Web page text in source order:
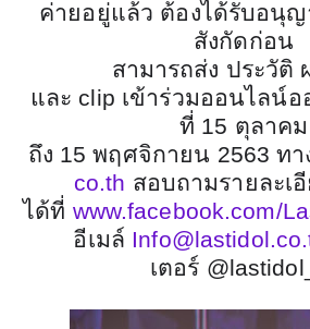
ค่ายอยู่แล้ว ต้องได้รับอนุ
สังกัดก่อน
สามารถส่ง ประวัติ
และ clip เข้าร่วมออนไลน์
ที่ 15 ตุลาคม
ถึง 15พฤศจิกายน 2563ทา
co.th สอบถามรายละเ
ได้ที่ www.facebook.com/
อีเมล์
เตอร์